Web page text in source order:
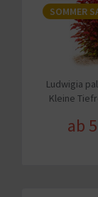
SOMMER
Ludwigia
Kleine
ab